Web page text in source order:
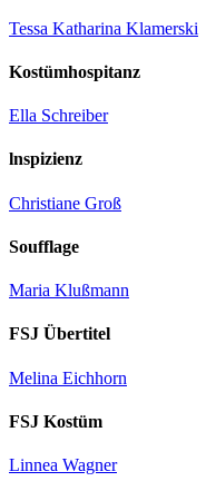
Tessa Katharina Klamerski
Kostümhospitanz
Ella Schreiber
lnspizienz
Christiane Groß
Soufflage
Maria Klußmann
FSJ Übertitel
Melina Eichhorn
FSJ Kostüm
Linnea Wagner